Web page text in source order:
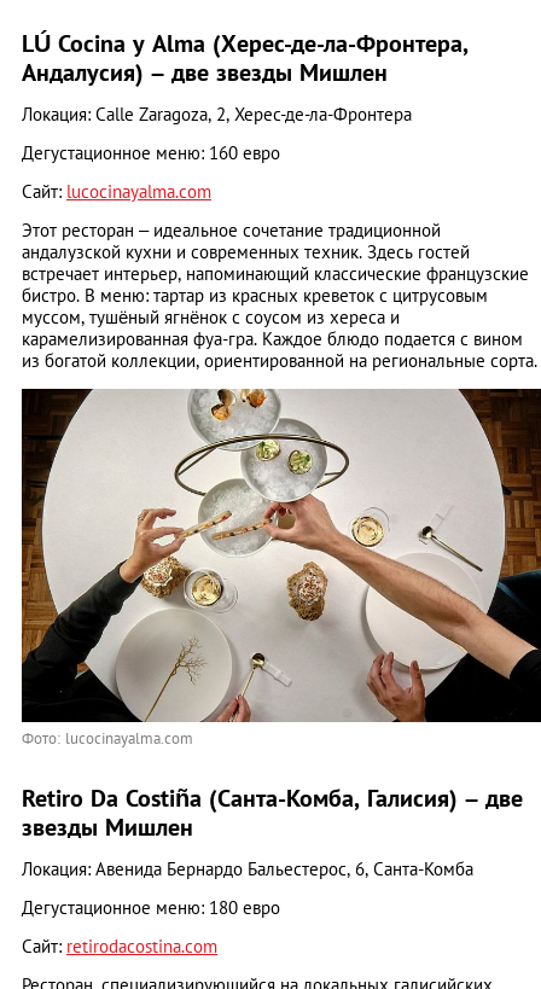
LÚ Cocina y Alma (Херес-де-ла-Фронтера,
Андалусия) – две звезды Мишлен
Локация: Calle Zaragoza, 2, Херес-де-ла-Фронтера
Дегустационное меню: 160 евро
Сайт: lucocinayalma.com
Этот ресторан – идеальное сочетание традиционной
андалузской кухни и современных техник. Здесь гостей
встречает интерьер, напоминающий классические французские
бистро. В меню: тартар из красных креветок с цитрусовым
муссом, тушёный ягнёнок с соусом из хереса и
карамелизированная фуа-гра. Каждое блюдо подается с вином
из богатой коллекции, ориентированной на региональные сорта.
Фото: lucocinayalma.com
Retiro Da Costiña (Санта-Комба, Галисия) – две
звезды Мишлен
Локация: Авенида Бернардо Бальестерос, 6, Санта-Комба
Дегустационное меню: 180 евро
Сайт: retirodacostina.com
Ресторан, специализирующийся на локальных галисийских